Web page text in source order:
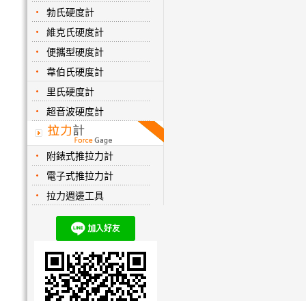
勃氏硬度計
維克氏硬度計
便攜型硬度計
韋伯氏硬度計
里氏硬度計
超音波硬度計
附錶式推拉力計
電子式推拉力計
拉力週邊工具